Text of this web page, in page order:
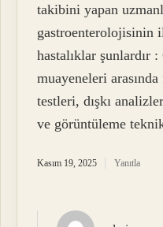
takibini yapan
gastroenterolojisinin
hastalıklar şunlardır
muayeneleri
testleri, dışkı
ve görüntüleme
Kasım 19, 2025 Yanıtla